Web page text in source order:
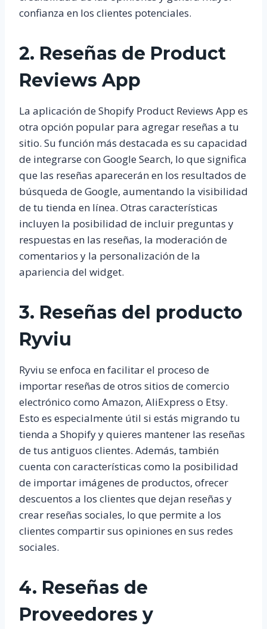
confianza en los clientes potenciales.
2. Reseñas de Product
Reviews App
La aplicación de Shopify Product Reviews App es
otra opción popular para agregar reseñas a tu
sitio. Su función más destacada es su capacidad
de integrarse con Google Search, lo que significa
que las reseñas aparecerán en los resultados de
búsqueda de Google, aumentando la visibilidad
de tu tienda en línea. Otras características
incluyen la posibilidad de incluir preguntas y
respuestas en las reseñas, la moderación de
comentarios y la personalización de la
apariencia del widget.
3. Reseñas del producto
Ryviu
Ryviu se enfoca en facilitar el proceso de
importar reseñas de otros sitios de comercio
electrónico como Amazon, AliExpress o Etsy.
Esto es especialmente útil si estás migrando tu
tienda a Shopify y quieres mantener las reseñas
de tus antiguos clientes. Además, también
cuenta con características como la posibilidad
de importar imágenes de productos, ofrecer
descuentos a los clientes que dejan reseñas y
crear reseñas sociales, lo que permite a los
clientes compartir sus opiniones en sus redes
sociales.
4. Reseñas de
Proveedores y